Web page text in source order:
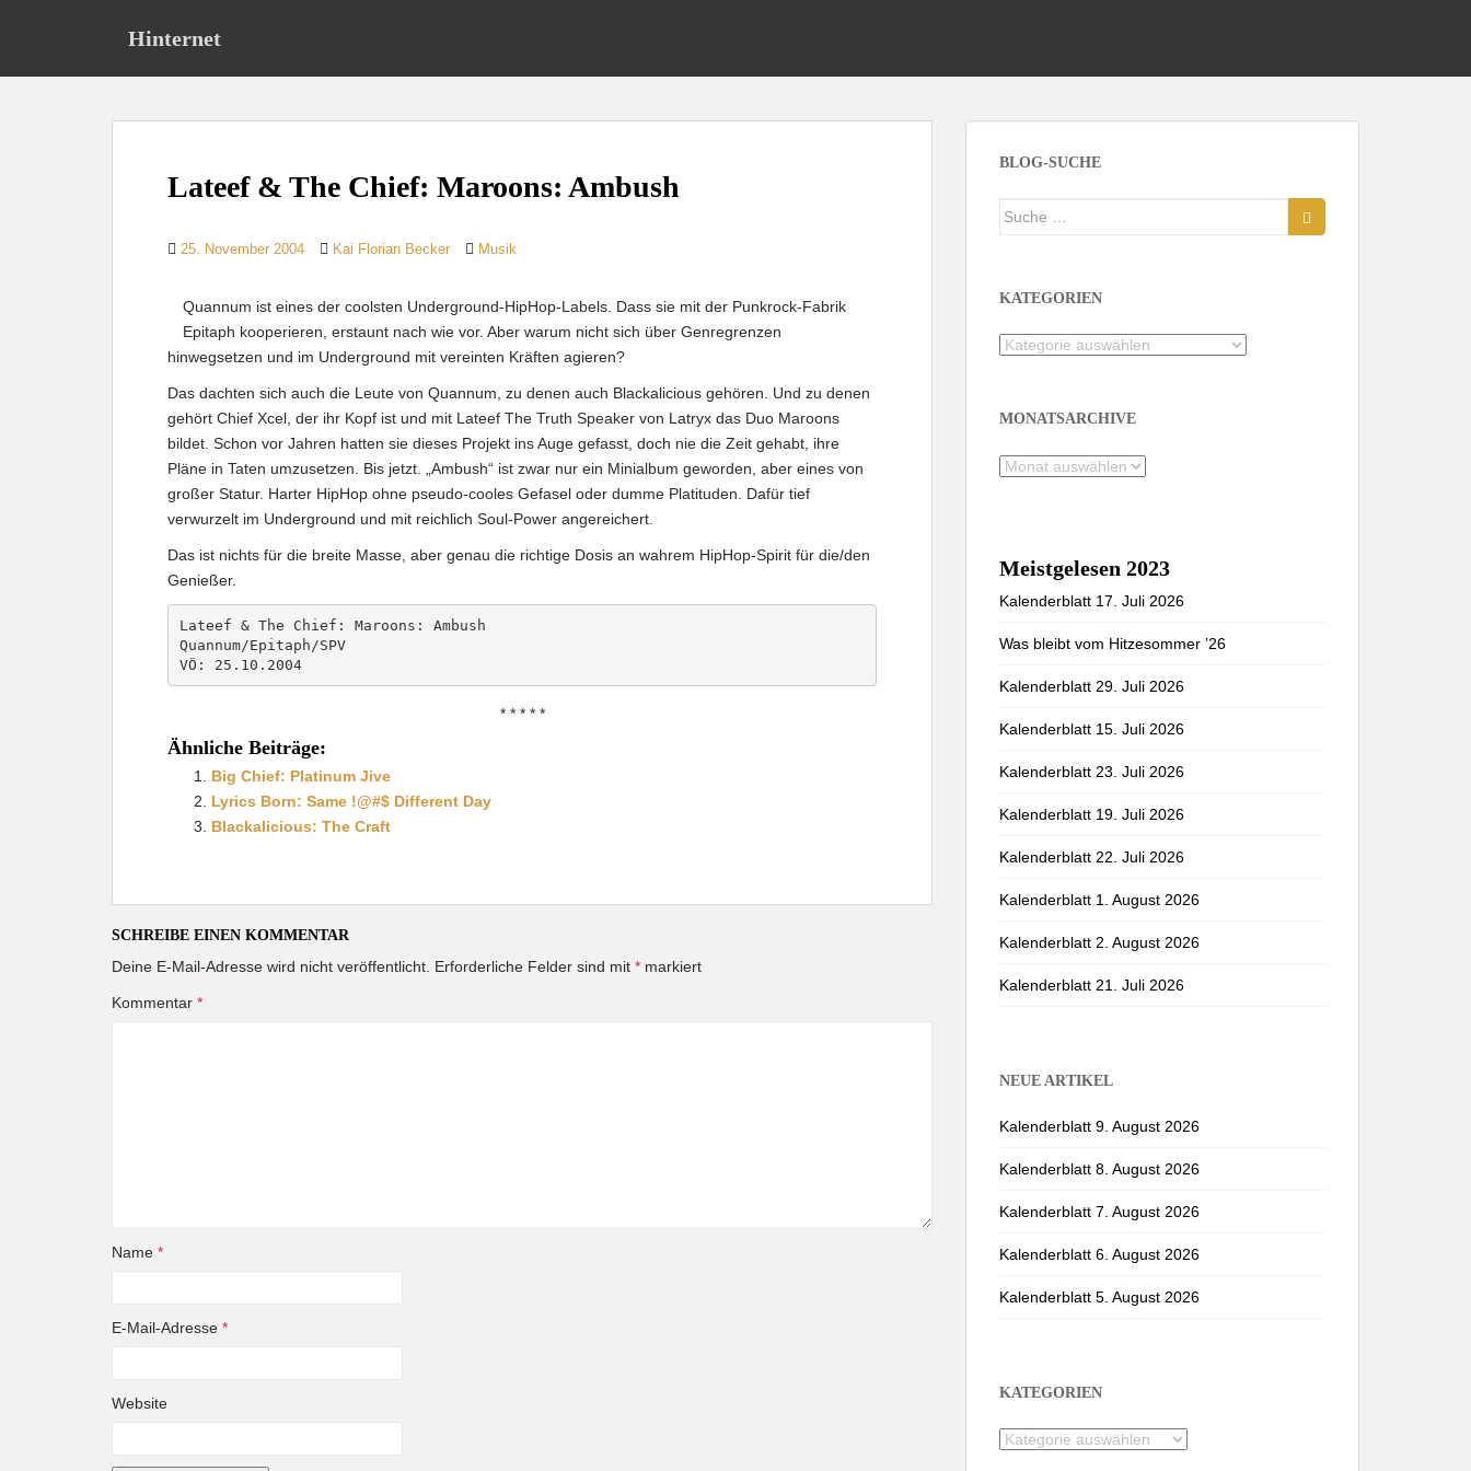
Hinternet
Lateef & The Chief: Maroons: Ambush
25. November 2004 Kai Florian Becker Musik
Quannum ist eines der coolsten Underground-HipHop-Labels. Dass sie mit der Punkrock-Fabrik
Epitaph kooperieren, erstaunt nach wie vor. Aber warum nicht sich über Genregrenzen
hinwegsetzen und im Underground mit vereinten Kräften agieren?
Das dachten sich auch die Leute von Quannum, zu denen auch Blackalicious gehören. Und zu denen
gehört Chief Xcel, der ihr Kopf ist und mit Lateef The Truth Speaker von Latryx das Duo Maroons
bildet. Schon vor Jahren hatten sie dieses Projekt ins Auge gefasst, doch nie die Zeit gehabt, ihre
Pläne in Taten umzusetzen. Bis jetzt. „Ambush“ ist zwar nur ein Minialbum geworden, aber eines von
großer Statur. Harter HipHop ohne pseudo-cooles Gefasel oder dumme Platituden. Dafür tief
verwurzelt im Underground und mit reichlich Soul-Power angereichert.
Das ist nichts für die breite Masse, aber genau die richtige Dosis an wahrem HipHop-Spirit für die/den
Genießer.
Lateef & The Chief: Maroons: Ambush
Quannum/Epitaph/SPV
VÖ: 25.10.2004
* * * * *
Ähnliche Beiträge:
Big Chief: Platinum Jive
Lyrics Born: Same !@#$ Different Day
Blackalicious: The Craft
SCHREIBE EINEN KOMMENTAR
Deine E-Mail-Adresse wird nicht veröffentlicht. Erforderliche Felder sind mit * markiert
Kommentar *
Name *
E-Mail-Adresse *
Website
BLOG-SUCHE
Suche
KATEGORIEN
Kategorien
MONATSARCHIVE
Monatsarchive
Meistgelesen 2023
Kalenderblatt 17. Juli 2026
Was bleibt vom Hitzesommer ’26
Kalenderblatt 29. Juli 2026
Kalenderblatt 15. Juli 2026
Kalenderblatt 23. Juli 2026
Kalenderblatt 19. Juli 2026
Kalenderblatt 22. Juli 2026
Kalenderblatt 1. August 2026
Kalenderblatt 2. August 2026
Kalenderblatt 21. Juli 2026
NEUE ARTIKEL
Kalenderblatt 9. August 2026
Kalenderblatt 8. August 2026
Kalenderblatt 7. August 2026
Kalenderblatt 6. August 2026
Kalenderblatt 5. August 2026
KATEGORIEN
Kategorien